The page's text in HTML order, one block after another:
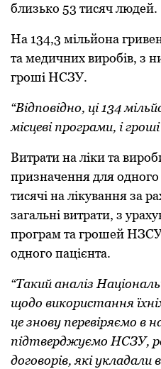
близько 53 тисяч людей.
На 134,3 мільйона
та медичних виробів, з
гроші НСЗУ.
“Відповідно, ці 134
місцеві програми, і
Витрати на ліки та
призначення для одного
тисячі на лікування за
загальні витрати, з
програм та грошей
одного пацієнта.
“Такий аналіз
щодо використання
це знову перевіряємо в
підтверджуємо НСЗУ,
договорів, які укладали